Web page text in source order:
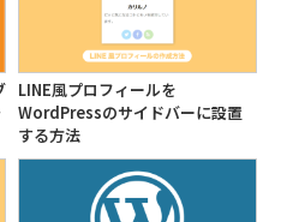
LINE風プロフィールを
WordPressのサイドバーに設置
する方法